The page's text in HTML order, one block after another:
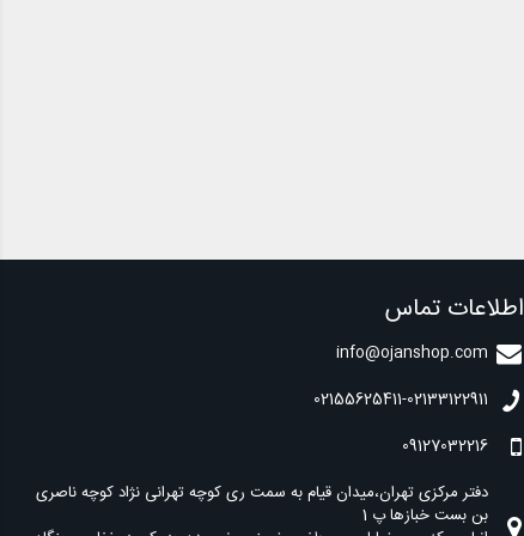
اطلاعات تماس
info@ojanshop.com
02155625411-02133122911
09127032216
دفتر مرکزی تهران،میدان قیام به سمت ری کوچه تهرانی نژاد کوچه ناصری